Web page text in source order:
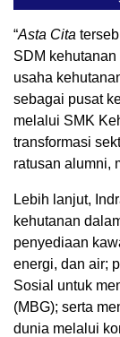
“Asta Cita
SDM
usaha
sebagai pusat
melalui SMK
transformasi
ratusan alumni,
Lebih lanjut,
kehutanan
penyediaan
energi, dan air;
Sosial untuk
(MBG); serta
dunia melalui